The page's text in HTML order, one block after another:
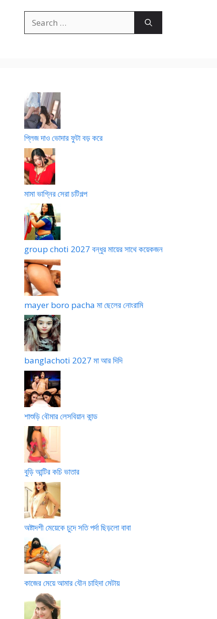
for:
প্লিজ দাও ভোদার ফুটা বড় করে
মামা ভাগ্নির সেরা চটিগল্প
group choti 2027 বন্ধুর মায়ের সাথে কয়েকজন
mayer boro pacha মা ছেলের নোংরামি
banglachoti 2027 মা আর দিদি
শাশুড়ি বৌমার লেসবিয়ান কান্ড
বুড়ি আন্টির কচি ভাতার
অষ্টাদশী মেয়েকে চুদে সতি পর্দা ছিড়লো বাবা
কাজের মেয়ে আমার যৌন চাহিদা মেটায়